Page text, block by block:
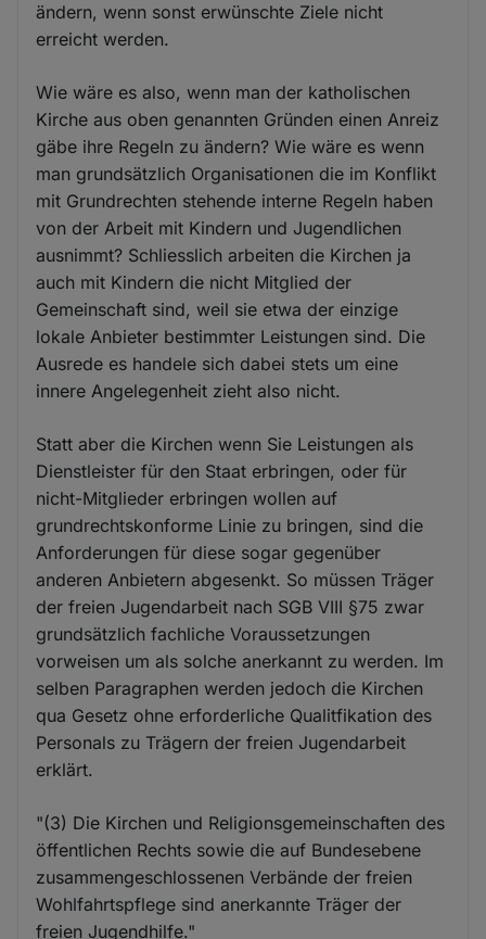
ändern, wenn sonst erwünschte Ziele nicht
erreicht werden.
Wie wäre es also, wenn man der katholischen
Kirche aus oben genannten Gründen einen Anreiz
gäbe ihre Regeln zu ändern? Wie wäre es wenn
man grundsätzlich Organisationen die im Konflikt
mit Grundrechten stehende interne Regeln haben
von der Arbeit mit Kindern und Jugendlichen
ausnimmt? Schliesslich arbeiten die Kirchen ja
auch mit Kindern die nicht Mitglied der
Gemeinschaft sind, weil sie etwa der einzige
lokale Anbieter bestimmter Leistungen sind. Die
Ausrede es handele sich dabei stets um eine
innere Angelegenheit zieht also nicht.
Statt aber die Kirchen wenn Sie Leistungen als
Dienstleister für den Staat erbringen, oder für
nicht-Mitglieder erbringen wollen auf
grundrechtskonforme Linie zu bringen, sind die
Anforderungen für diese sogar gegenüber
anderen Anbietern abgesenkt. So müssen Träger
der freien Jugendarbeit nach SGB VIII §75 zwar
grundsätzlich fachliche Voraussetzungen
vorweisen um als solche anerkannt zu werden. Im
selben Paragraphen werden jedoch die Kirchen
qua Gesetz ohne erforderliche Qualitfikation des
Personals zu Trägern der freien Jugendarbeit
erklärt.
"(3) Die Kirchen und Religionsgemeinschaften des
öffentlichen Rechts sowie die auf Bundesebene
zusammengeschlossenen Verbände der freien
Wohlfahrtspflege sind anerkannte Träger der
freien Jugendhilfe."